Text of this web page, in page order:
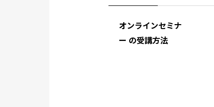
オンラインセミナ
ー の受講方法